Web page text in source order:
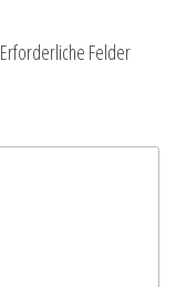
Erforderliche Felder